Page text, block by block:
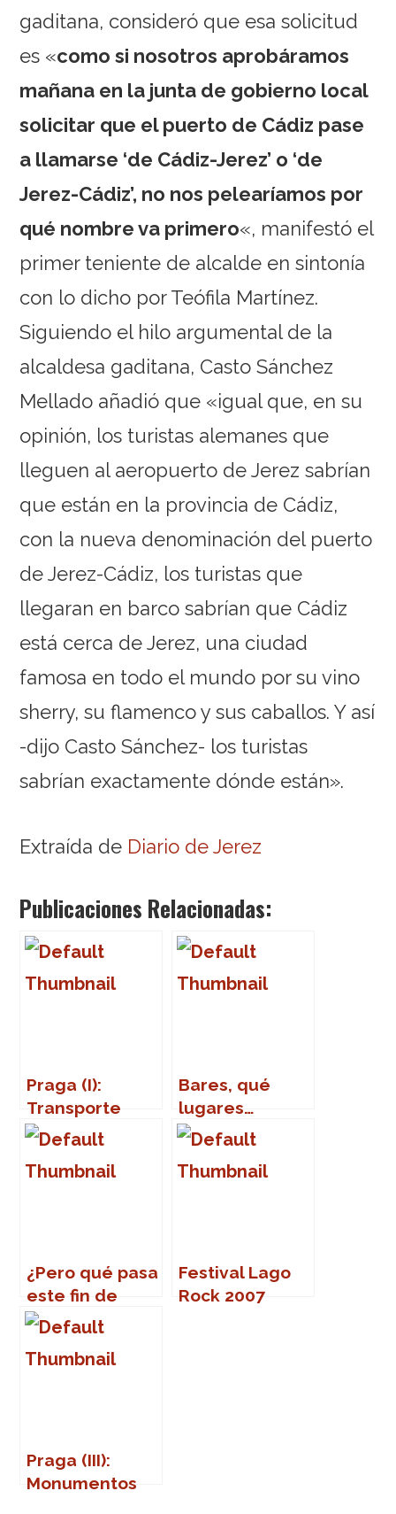
gaditana, consideró que esa solicitud
es «como si nosotros aprobáramos
mañana en la junta de gobierno local
solicitar que el puerto de Cádiz pase
a llamarse ‘de Cádiz-Jerez’ o ‘de
Jerez-Cádiz’, no nos pelearíamos por
qué nombre va primero«, manifestó el
primer teniente de alcalde en sintonía
con lo dicho por Teófila Martínez.
Siguiendo el hilo argumental de la
alcaldesa gaditana, Casto Sánchez
Mellado añadió que «igual que, en su
opinión, los turistas alemanes que
lleguen al aeropuerto de Jerez sabrían
que están en la provincia de Cádiz,
con la nueva denominación del puerto
de Jerez-Cádiz, los turistas que
llegaran en barco sabrían que Cádiz
está cerca de Jerez, una ciudad
famosa en todo el mundo por su vino
sherry, su flamenco y sus caballos. Y así
-dijo Casto Sánchez- los turistas
sabrían exactamente dónde están».
Extraída de Diario de Jerez
Publicaciones Relacionadas:
Praga (I):
Transporte
público
Bares, qué
lugares…
¿Pero qué pasa
este fin de
semana en
Festival Lago
Rock 2007
Praga (III):
Monumentos